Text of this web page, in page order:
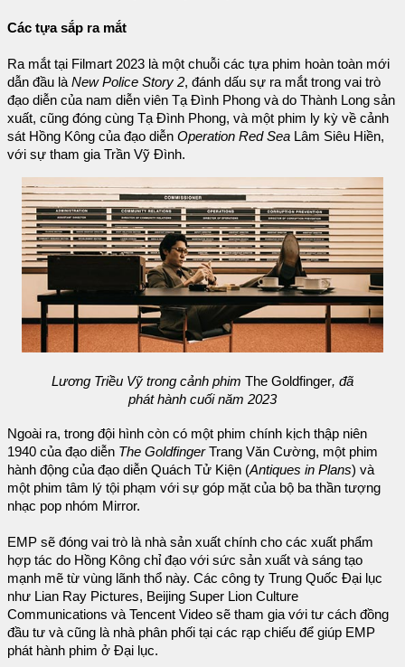
Các tựa sắp ra mắt
Ra mắt tại Filmart 2023 là một chuỗi các tựa phim hoàn toàn mới
dẫn đầu là New Police Story 2, đánh dấu sự ra mắt trong vai trò
đạo diễn của nam diễn viên Tạ Đình Phong và do Thành Long sản
xuất, cũng đóng cùng Tạ Đình Phong, và một phim ly kỳ về cảnh
sát Hồng Kông của đạo diễn Operation Red Sea Lâm Siêu Hiền,
với sự tham gia Trần Vỹ Đình.
Lương Triều Vỹ trong cảnh phim The Goldfinger, đã
phát hành cuối năm 2023
Ngoài ra, trong đội hình còn có một phim chính kịch thập niên
1940 của đạo diễn The GoldfingerTrang Văn Cường, một phim
hành động của đạo diễn Quách Tử Kiện (Antiques in Plans) và
một phim tâm lý tội phạm với sự góp mặt của bộ ba thần tượng
nhạc pop nhóm Mirror.
EMP sẽ đóng vai trò là nhà sản xuất chính cho các xuất phẩm
hợp tác do Hồng Kông chỉ đạo với sức sản xuất và sáng tạo
mạnh mẽ từ vùng lãnh thổ này. Các công ty Trung Quốc Đại lục
như Lian Ray Pictures, Beijing Super Lion Culture
Communications và Tencent Video sẽ tham gia với tư cách đồng
đầu tư và cũng là nhà phân phối tại các rạp chiếu để giúp EMP
phát hành phim ở Đại lục.